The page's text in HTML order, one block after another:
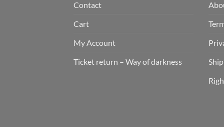
Contact
Cart
My Account
Ticket return – Way of darkness